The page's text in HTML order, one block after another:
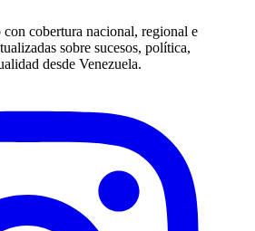
cobertura nacional, regional e
sobre sucesos, política,
desde Venezuela.